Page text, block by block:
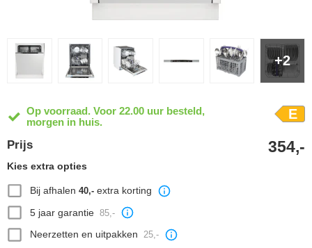
+2
Op voorraad. Voor 22.00 uur besteld,
morgen in huis.
E
Prijs 354,-
Kies extra opties
Bij afhalen 40,-extra korting
5 jaar garantie 85,-
Neerzetten en uitpakken 25,-